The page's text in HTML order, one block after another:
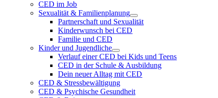
CED im Job
Sexualität & Familienplanung
Partnerschaft und Sexualität
Kinderwunsch bei CED
Familie und CED
Kinder und Jugendliche
Verlauf einer CED bei Kids und Teens
CED in der Schule & Ausbildung
Dein neuer Alltag mit CED
CED & Stressbewältigung
CED & Psychische Gesundheit